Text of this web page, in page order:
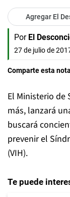
Agregar El
Por El
27 de julio de
Comparte esta
El Ministerio de
más, lanzará
buscará
prevenir el
(VIH).
Te puede